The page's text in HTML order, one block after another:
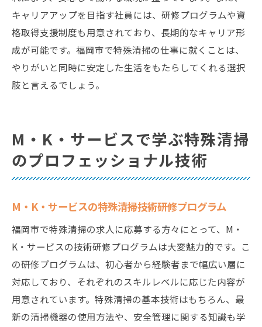
キャリアアップを目指す社員には、研修プログラムや資
格取得支援制度も用意されており、長期的なキャリア形
成が可能です。福岡市で特殊清掃の仕事に就くことは、
やりがいと同時に安定した生活をもたらしてくれる選択
肢と言えるでしょう。
M・K・サービスで学ぶ特殊清掃
のプロフェッショナル技術
M・K・サービスの特殊清掃技術研修プログラム
福岡市で特殊清掃の求人に応募する方々にとって、M・
K・サービスの技術研修プログラムは大変魅力的です。こ
の研修プログラムは、初心者から経験者まで幅広い層に
対応しており、それぞれのスキルレベルに応じた内容が
用意されています。特殊清掃の基本技術はもちろん、最
新の清掃機器の使用方法や、安全管理に関する知識も学